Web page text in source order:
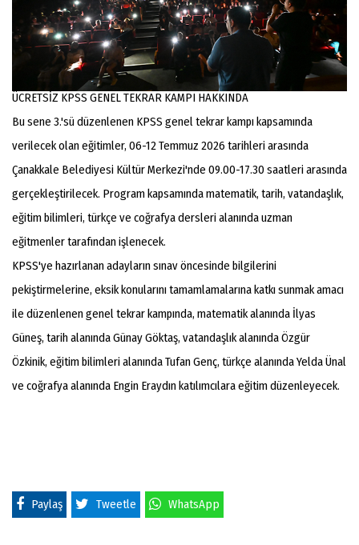
ÜCRETSİZ KPSS GENEL TEKRAR KAMPI HAKKINDA
Bu sene 3.'sü düzenlenen KPSS genel tekrar kampı kapsamında
verilecek olan eğitimler, 06-12 Temmuz 2026 tarihleri arasında
Çanakkale Belediyesi Kültür Merkezi'nde 09.00-17.30 saatleri arasında
gerçekleştirilecek. Program kapsamında matematik, tarih, vatandaşlık,
eğitim bilimleri, türkçe ve coğrafya dersleri alanında uzman
eğitmenler tarafından işlenecek.
KPSS'ye hazırlanan adayların sınav öncesinde bilgilerini
pekiştirmelerine, eksik konularını tamamlamalarına katkı sunmak amacı
ile düzenlenen genel tekrar kampında, matematik alanında İlyas
Güneş, tarih alanında Günay Göktaş, vatandaşlık alanında Özgür
Özkinik, eğitim bilimleri alanında Tufan Genç, türkçe alanında Yelda Ünal
ve coğrafya alanında Engin Eraydın katılımcılara eğitim düzenleyecek.
Paylaş Tweetle WhatsApp